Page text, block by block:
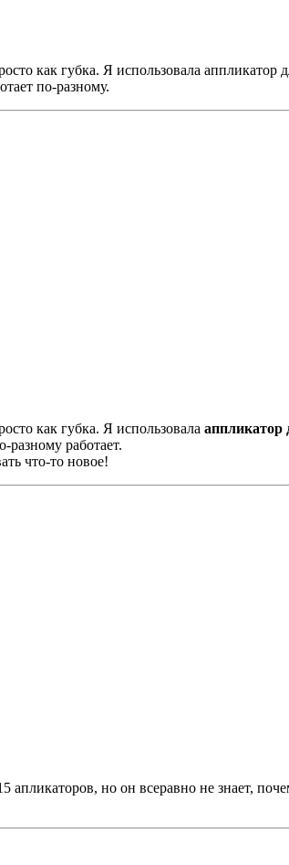
как губка. Я использовала
по-разному.
как губка. Я использовала аппликатор
разному работает.
что-то новое!
но он всеравно не знает,